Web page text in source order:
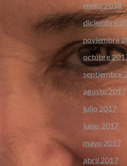
enero 2018
diciembre
noviembre
octubre
septiembre
agosto 2017
julio 2017
junio 2017
mayo 2017
abril 2017